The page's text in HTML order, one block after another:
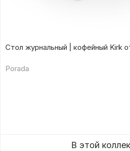
Стол журнальный | кофейный Kirk
Porada
В этой